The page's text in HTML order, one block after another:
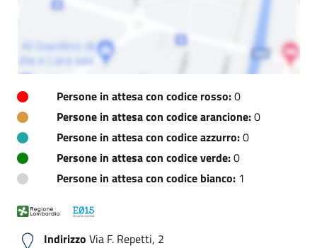
Persone in attesa con codice rosso:0
Persone in attesa con codice arancione:0
Persone in attesa con codice azzurro:0
Persone in attesa con codice verde:0
Persone in attesa con codice bianco: 1
Indirizzo Via F. Repetti, 2